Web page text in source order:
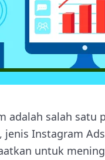
adalah salah
Instagram
untuk